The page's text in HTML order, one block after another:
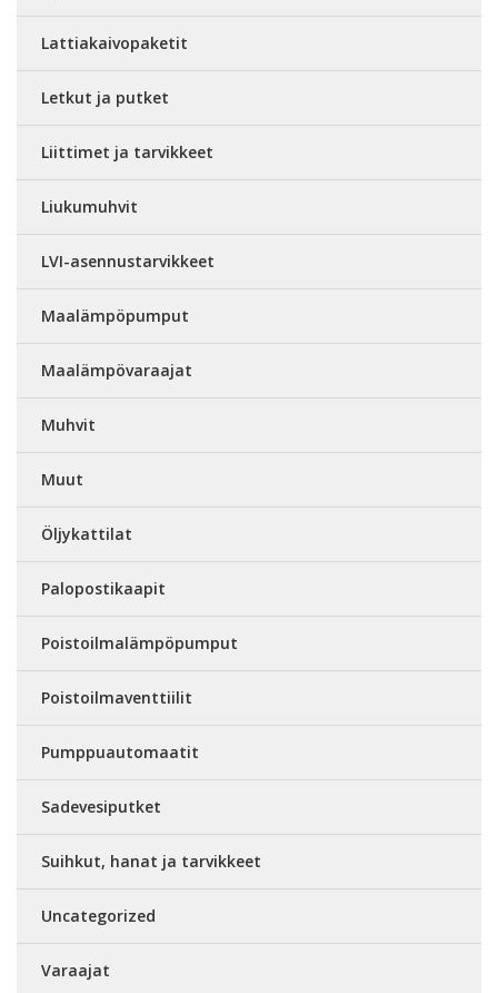
Lattiakaivopaketit
Letkut ja putket
Liittimet ja tarvikkeet
Liukumuhvit
LVI-asennustarvikkeet
Maalämpöpumput
Maalämpövaraajat
Muhvit
Muut
Öljykattilat
Palopostikaapit
Poistoilmalämpöpumput
Poistoilmaventtiilit
Pumppuautomaatit
Sadevesiputket
Suihkut, hanat ja tarvikkeet
Uncategorized
Varaajat